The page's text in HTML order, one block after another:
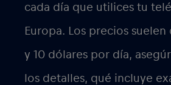
cada día que utilices tu
Europa. Los precios
y 10 dólares por día,
los detalles, qué incluye